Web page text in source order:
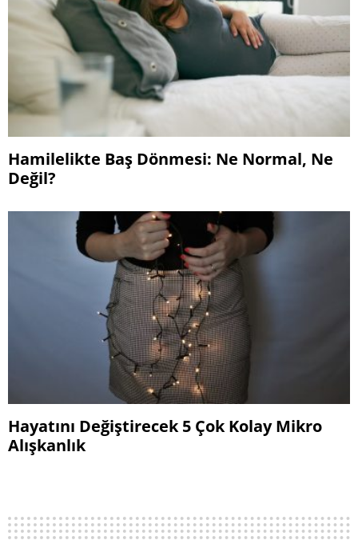
Hamilelikte Baş Dönmesi: Ne Normal, Ne
Değil?
Hayatını Değiştirecek 5 Çok Kolay Mikro
Alışkanlık